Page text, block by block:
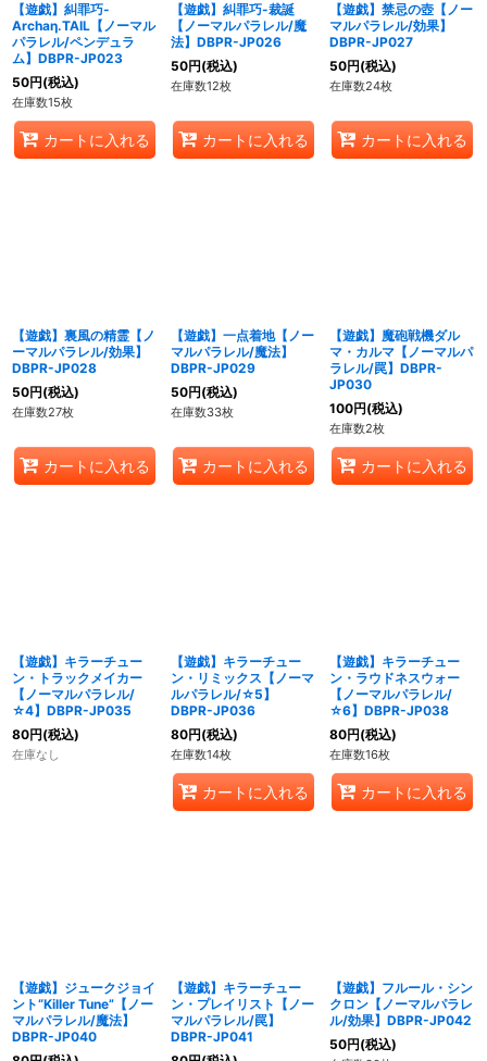
【遊戯】糾罪巧-
Archaη.TAIL【ノーマル
パラレル/ペンデュラ
ム】DBPR-JP023
50円(税込)
在庫数15枚
カートに入れる
【遊戯】糾罪巧-裁誕
【ノーマルパラレル/魔
法】DBPR-JP026
50円(税込)
在庫数12枚
カートに入れる
【遊戯】禁忌の壺【ノー
マルパラレル/効果】
DBPR-JP027
50円(税込)
在庫数24枚
カートに入れる
【遊戯】裏風の精霊【ノ
ーマルパラレル/効果】
DBPR-JP028
50円(税込)
在庫数27枚
カートに入れる
【遊戯】一点着地【ノー
マルパラレル/魔法】
DBPR-JP029
50円(税込)
在庫数33枚
カートに入れる
【遊戯】魔砲戦機ダル
マ・カルマ【ノーマルパ
ラレル/罠】DBPR-
JP030
100円(税込)
在庫数2枚
カートに入れる
【遊戯】キラーチュー
ン・トラックメイカー
【ノーマルパラレル/
☆4】DBPR-JP035
80円(税込)
在庫なし
【遊戯】キラーチュー
ン・リミックス【ノーマ
ルパラレル/☆5】
DBPR-JP036
80円(税込)
在庫数14枚
カートに入れる
【遊戯】キラーチュー
ン・ラウドネスウォー
【ノーマルパラレル/
☆6】DBPR-JP038
80円(税込)
在庫数16枚
カートに入れる
【遊戯】ジュークジョイ
ント“Killer Tune”【ノー
マルパラレル/魔法】
DBPR-JP040
【遊戯】キラーチュー
ン・プレイリスト【ノー
マルパラレル/罠】
DBPR-JP041
【遊戯】フルール・シン
クロン【ノーマルパラレ
ル/効果】DBPR-JP042
50円(税込)